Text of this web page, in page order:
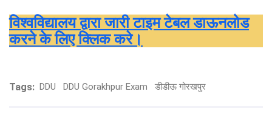
विश्वविद्यालय द्वारा जारी टाइम टेबल डाऊनलोड
करने के लिए क्लिक करे।
Tags: DDU DDU Gorakhpur Exam डीडीऊ गोरखपुर